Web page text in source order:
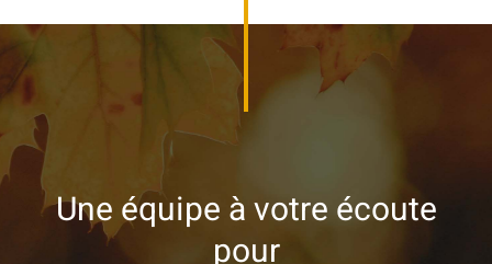
Une équipe à votre écoute
pour